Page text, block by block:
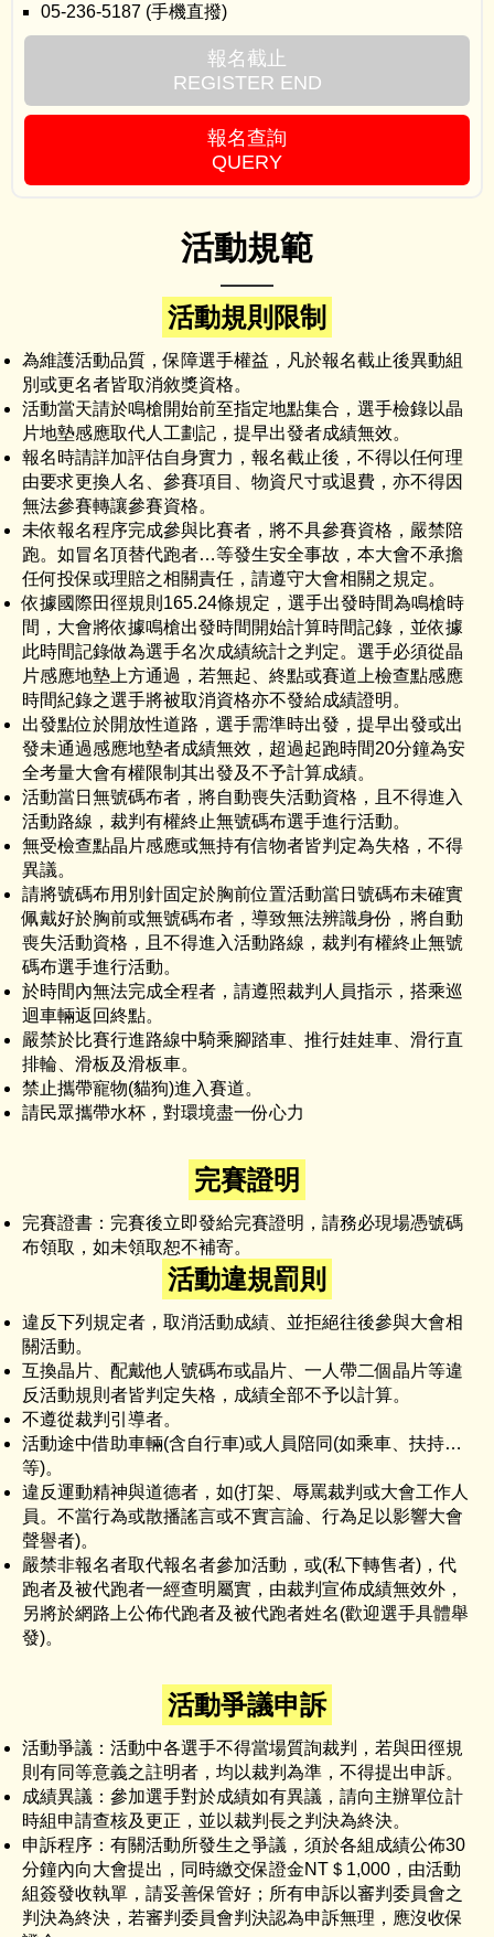
活動規範
活動規則限制
為維護活動品質，保障選手權益，凡於報名截止後異動組
別或更名者皆取消敘獎資格。
活動當天請於鳴槍開始前至指定地點集合，選手檢錄以晶
片地墊感應取代人工劃記，提早出發者成績無效。
報名時請詳加評估自身實力，報名截止後，不得以任何理
由要求更換人名、參賽項目、物資尺寸或退費，亦不得因
無法參賽轉讓參賽資格。
未依報名程序完成參與比賽者，將不具參賽資格，嚴禁陪
跑。如冒名頂替代跑者…等發生安全事故，本大會不承擔
任何投保或理賠之相關責任，請遵守大會相關之規定。
依據國際田徑規則165.24條規定，選手出發時間為鳴槍時
間，大會將依據鳴槍出發時間開始計算時間記錄，並依據
此時間記錄做為選手名次成績統計之判定。選手必須從晶
片感應地墊上方通過，若無起、終點或賽道上檢查點感應
時間紀錄之選手將被取消資格亦不發給成績證明。
出發點位於開放性道路，選手需準時出發，提早出發或出
發未通過感應地墊者成績無效，超過起跑時間20分鐘為安
全考量大會有權限制其出發及不予計算成績。
活動當日無號碼布者，將自動喪失活動資格，且不得進入
活動路線，裁判有權終止無號碼布選手進行活動。
無受檢查點晶片感應或無持有信物者皆判定為失格，不得
異議。
請將號碼布用別針固定於胸前位置活動當日號碼布未確實
佩戴好於胸前或無號碼布者，導致無法辨識身份，將自動
喪失活動資格，且不得進入活動路線，裁判有權終止無號
碼布選手進行活動。
於時間內無法完成全程者，請遵照裁判人員指示，搭乘巡
迴車輛返回終點。
嚴禁於比賽行進路線中騎乘腳踏車、推行娃娃車、滑行直
排輪、滑板及滑板車。
禁止攜帶寵物(貓狗)進入賽道。
請民眾攜帶水杯，對環境盡一份心力
完賽證明
完賽證書：完賽後立即發給完賽證明，請務必現場憑號碼
布領取，如未領取恕不補寄。
活動違規罰則
違反下列規定者，取消活動成績、並拒絕往後參與大會相
關活動。
互換晶片、配戴他人號碼布或晶片、一人帶二個晶片等違
反活動規則者皆判定失格，成績全部不予以計算。
不遵從裁判引導者。
活動途中借助車輛(含自行車)或人員陪同(如乘車、扶持…
等)。
違反運動精神與道德者，如(打架、辱罵裁判或大會工作人
員。不當行為或散播謠言或不實言論、行為足以影響大會
聲譽者)。
嚴禁非報名者取代報名者參加活動，或(私下轉售者)，代
跑者及被代跑者一經查明屬實，由裁判宣佈成績無效外，
另將於網路上公佈代跑者及被代跑者姓名(歡迎選手具體舉
發)。
活動爭議申訴
活動爭議：活動中各選手不得當場質詢裁判，若與田徑規
則有同等意義之註明者，均以裁判為準，不得提出申訴。
成績異議：參加選手對於成績如有異議，請向主辦單位計
時組申請查核及更正，並以裁判長之判決為終決。
申訴程序：有關活動所發生之爭議，須於各組成績公佈30
分鐘內向大會提出，同時繳交保證金NT＄1,000，由活動
組簽發收執單，請妥善保管好；所有申訴以審判委員會之
判決為終決，若審判委員會判決認為申訴無理，應沒收保
05-236-5187 (手機直撥)
報名截止
REGISTER END
報名查詢
QUERY